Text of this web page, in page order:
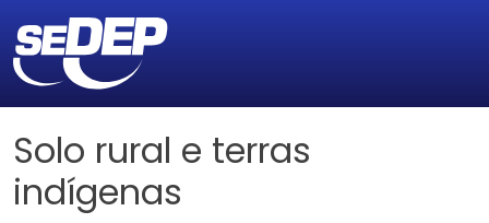
Solo rural e terras
indígenas